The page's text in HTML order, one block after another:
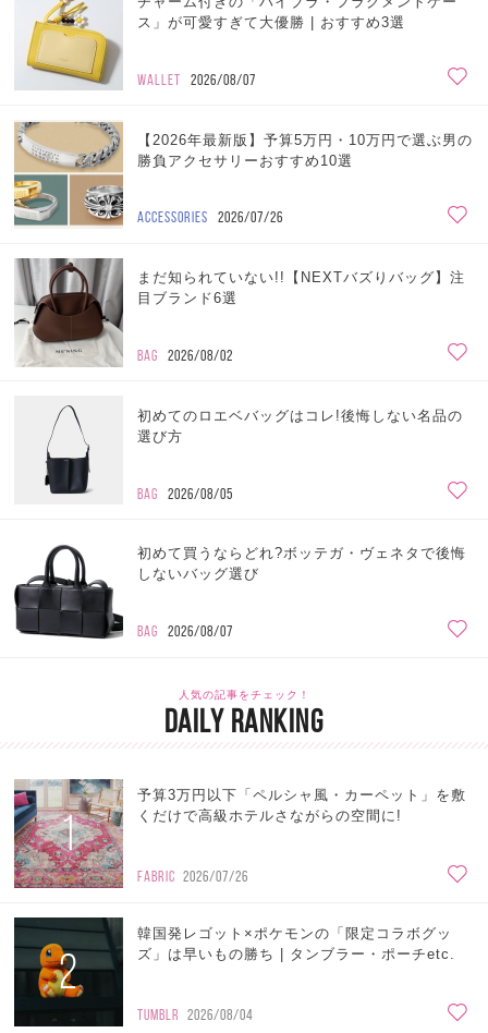
ス」が可愛すぎて大優勝 | おすすめ3選
WALLET 2026/08/07
【2026年最新版】予算5万円・10万円で選ぶ男の
勝負アクセサリーおすすめ10選
ACCESSORIES 2026/07/26
まだ知られていない!!【NEXTバズりバッグ】注
目ブランド6選
BAG 2026/08/02
初めてのロエベバッグはコレ!後悔しない名品の
選び方
BAG 2026/08/05
初めて買うならどれ?ボッテガ・ヴェネタで後悔
しないバッグ選び
BAG 2026/08/07
人気の記事をチェック！
DAILY RANKING
1
予算3万円以下「ペルシャ風・カーペット」を敷
くだけで高級ホテルさながらの空間に!
FABRIC 2026/07/26
2
韓国発レゴット×ポケモンの「限定コラボグッ
ズ」は早いもの勝ち | タンブラー・ポーチetc.
TUMBLR 2026/08/04